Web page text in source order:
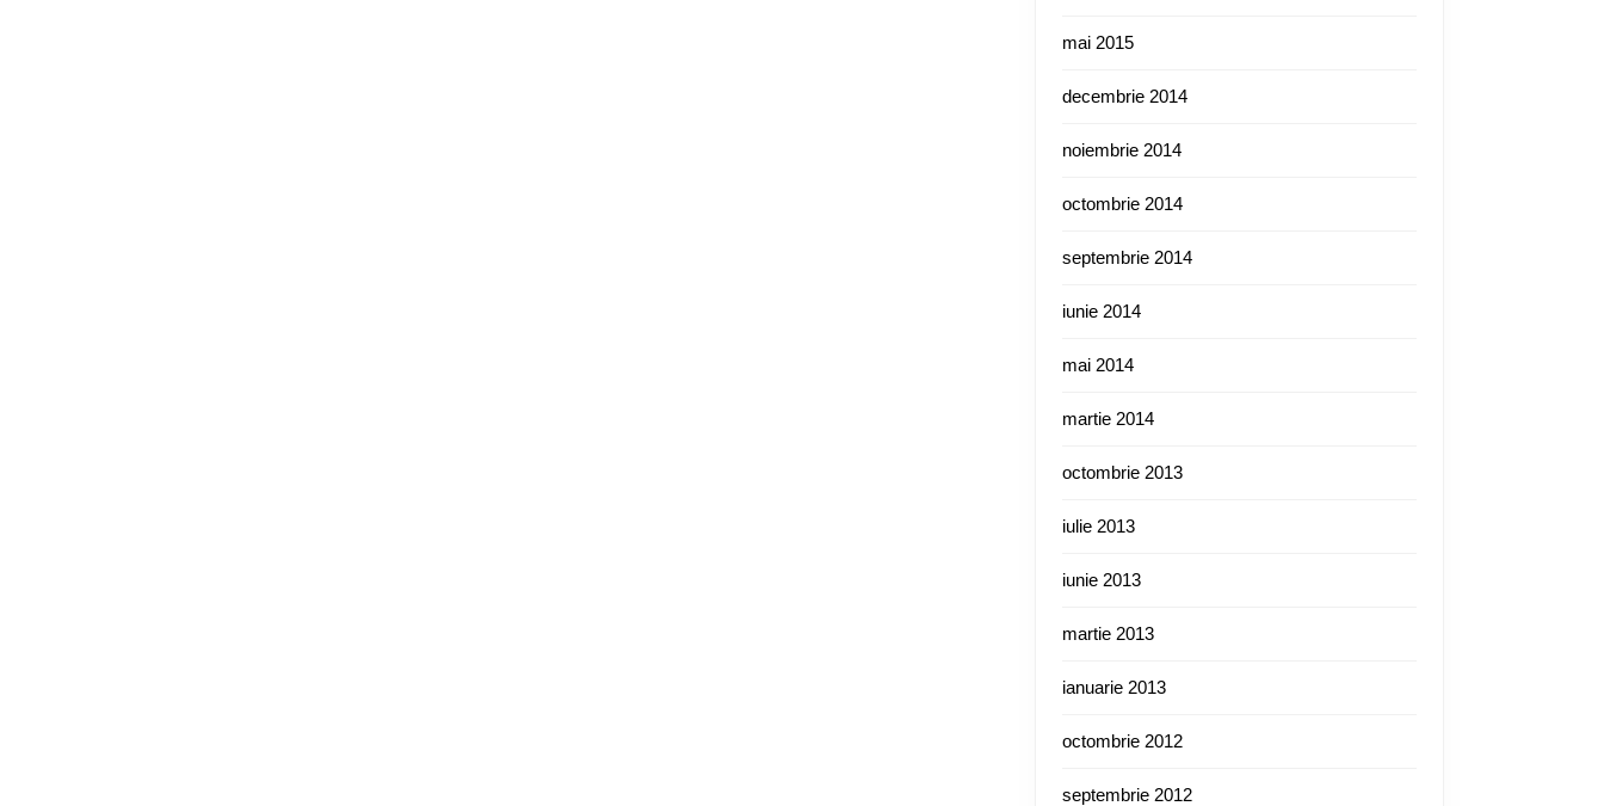
mai 2015
decembrie 2014
noiembrie 2014
octombrie 2014
septembrie 2014
iunie 2014
mai 2014
martie 2014
octombrie 2013
iulie 2013
iunie 2013
martie 2013
ianuarie 2013
octombrie 2012
septembrie 2012